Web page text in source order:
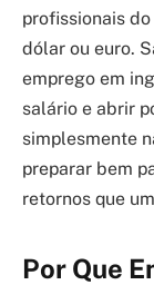
profissionais
dólar ou euro.
emprego em
salário e abrir
simplesmente
preparar bem
retornos que
Por Que